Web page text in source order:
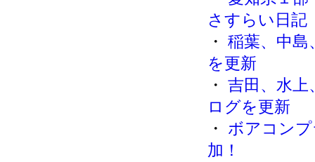
さすらい日記
・ 稲葉、中島
を更新
・ 吉田、水上
ログを更新
・ ボアコン
加！